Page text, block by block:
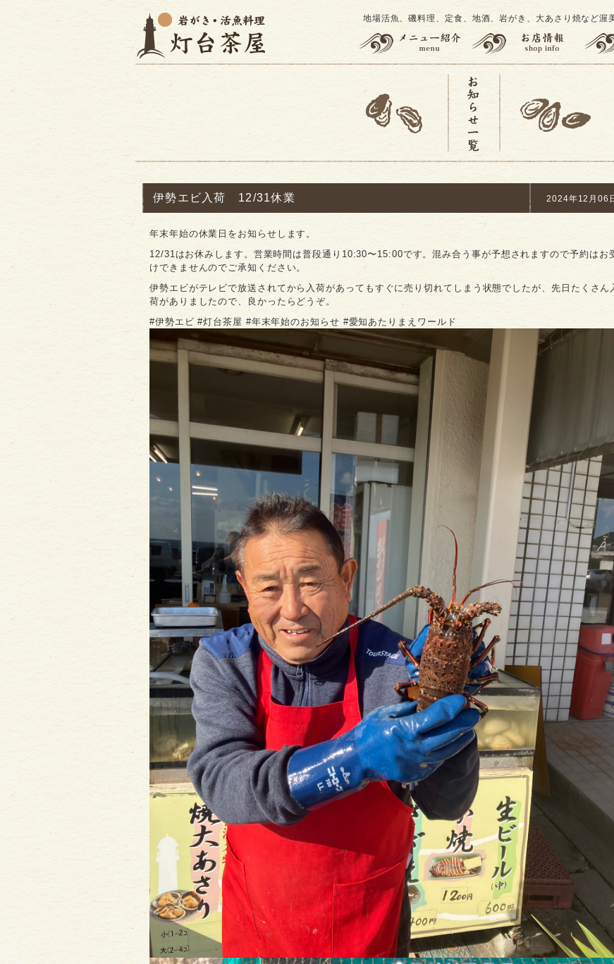
地場活魚、磯料理、定食、地酒、岩がき、大あさり焼など
伊勢エビ入荷 12/31休業 2024年12月06
年末年始の休業日をお知らせします。
12/31はお休みします。営業時間は普段通り10:30〜15:00です。混み合う事が予想されますので予約はお
けできませんのでご承知ください。
伊勢エビがテレビで放送されてから入荷があってもすぐに売り切れてしまう状態でしたが、先日たくさん
荷がありましたので、良かったらどうぞ。
#伊勢エビ #灯台茶屋 #年末年始のお知らせ #愛知あたりまえワールド